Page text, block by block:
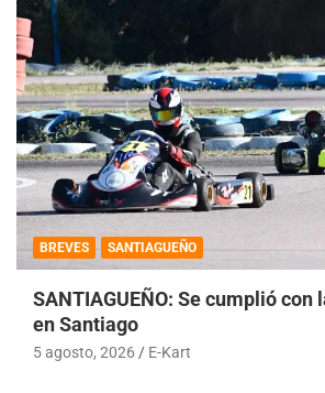
BREVES SANTIAGUEÑO
SANTIAGUEÑO: Se cumplió con
en Santiago
5 agosto, 2026 E-Kart